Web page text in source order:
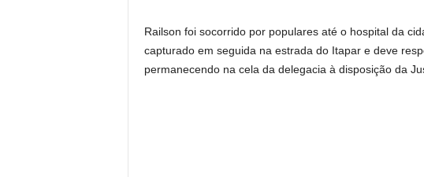
Railson foi socorrido por populares até o hospital da
capturado em seguida na estrada do Itapar e deve
permanecendo na cela da delegacia à disposição da